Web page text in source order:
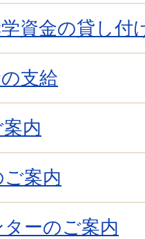
資金の貸し付
支給
内
案内
ーのご案内